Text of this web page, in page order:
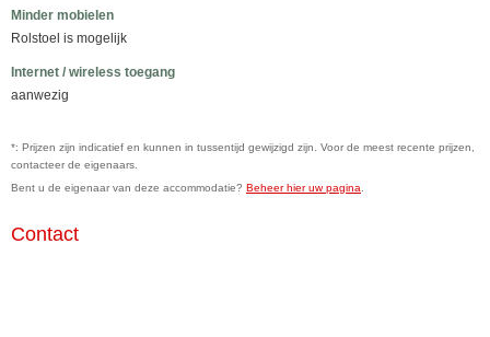
Minder mobielen
Rolstoel is mogelijk
Internet / wireless toegang
aanwezig
*: Prijzen zijn indicatief en kunnen in tussentijd gewijzigd zijn. Voor de meest recente prijzen,
contacteer de eigenaars.
Bent u de eigenaar van deze accommodatie? Beheer hier uw pagina
Contact